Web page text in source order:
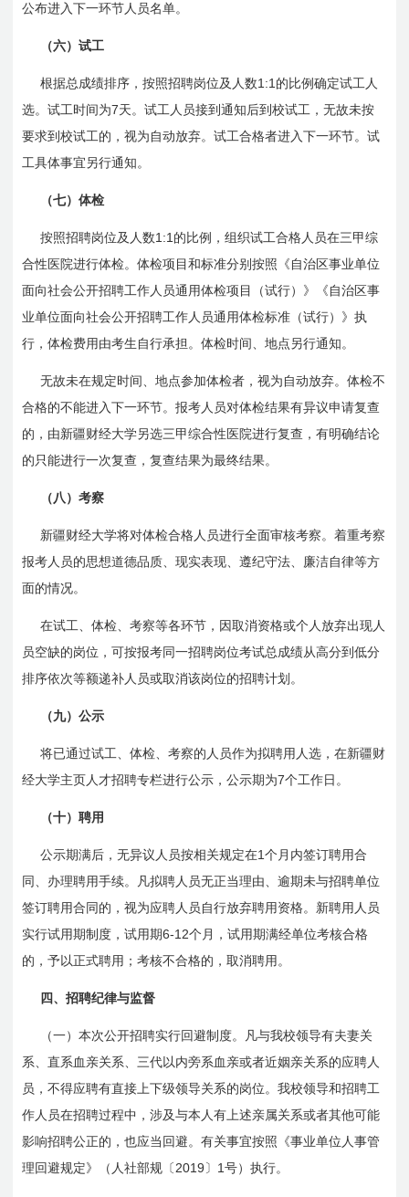
公布进入下一环节人员名单。
（六）试工
根据总成绩排序，按照招聘岗位及人数1:1 的比例确定试工人
选。试工时间为7天。试工人员接到通知后到校试工，无故未按
要求到校试工的，视为自动放弃。试工合格者进入下一环节。试
工具体事宜另行通知。
（七）体检
按照招聘岗位及人数1:1 的比例，组织试工合格人员在三甲综
合性医院进行体检。体检项目和标准分别按照《自治区事业单位
面向社会公开招聘工作人员通用体检项目（试行）》《自治区事
业单位面向社会公开招聘工作人员通用体检标准（试行）》执
行，体检费用由考生自行承担。体检时间、地点另行通知。
无故未在规定时间、地点参加体检者，视为自动放弃。体检不
合格的不能进入下一环节。报考人员对体检结果有异议申请复查
的，由新疆财经大学另选三甲综合性医院进行复查，有明确结论
的只能进行一次复查，复查结果为最终结果。
（八）考察
新疆财经大学将对体检合格人员进行全面审核考察。着重考察
报考人员的思想道德品质、现实表现、遵纪守法、廉洁自律等方
面的情况。
在试工、体检、考察等各环节，因取消资格或个人放弃出现人
员空缺的岗位，可按报考同一招聘岗位考试总成绩从高分到低分
排序依次等额递补人员或取消该岗位的招聘计划。
（九）公示
将已通过试工、体检、考察的人员作为拟聘用人选，在新疆财
经大学主页人才招聘专栏进行公示，公示期为7个工作日。
（十）聘用
公示期满后，无异议人员按相关规定在1个月内签订聘用合
同、办理聘用手续。凡拟聘人员无正当理由、逾期未与招聘单位
签订聘用合同的，视为应聘人员自行放弃聘用资格。新聘用人员
实行试用期制度，试用期6-12个月，试用期满经单位考核合格
的，予以正式聘用；考核不合格的，取消聘用。
四、招聘纪律与监督
（一）本次公开招聘实行回避制度。凡与我校领导有夫妻关
系、直系血亲关系、三代以内旁系血亲或者近姻亲关系的应聘人
员，不得应聘有直接上下级领导关系的岗位。我校领导和招聘工
作人员在招聘过程中，涉及与本人有上述亲属关系或者其他可能
影响招聘公正的，也应当回避。有关事宜按照《事业单位人事管
理回避规定》（人社部规〔 2019 〕 1号）执行。